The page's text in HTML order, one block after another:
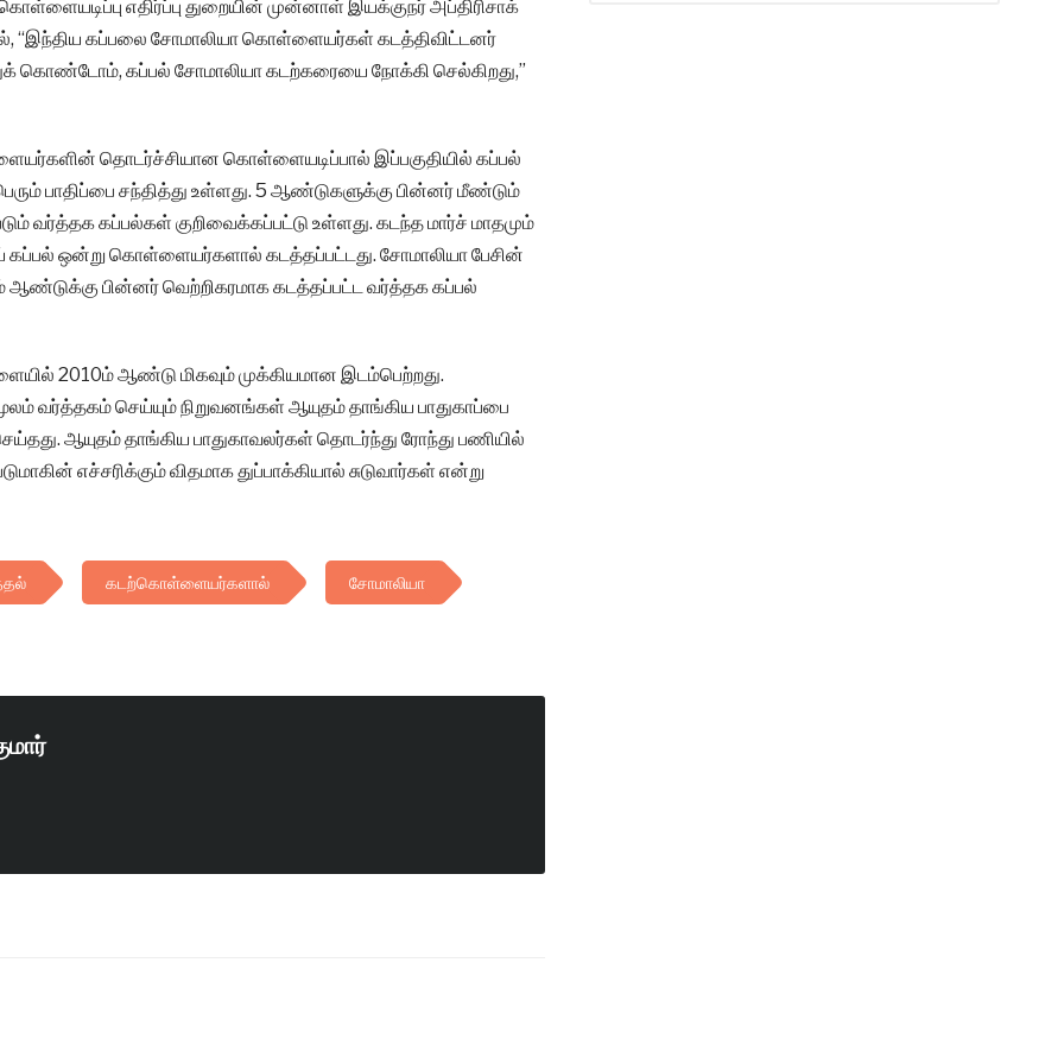
எதிர்ப்பு துறையின் முன்னாள் இயக்குநர் அப்திரிசாக்
“இந்திய கப்பலை சோமாலியா கொள்ளையர்கள் கடத்திவிட்டனர்
கொண்டோம், கப்பல் சோமாலியா கடற்கரையை நோக்கி செல்கிறது,”
தொடர்ச்சியான கொள்ளையடிப்பால் இப்பகுதியில் கப்பல்
பாதிப்பை சந்தித்து உள்ளது. 5 ஆண்டுகளுக்கு பின்னர் மீண்டும்
வர்த்தக கப்பல்கள் குறிவைக்கப்பட்டு உள்ளது. கடந்த மார்ச் மாதமும்
ஒன்று கொள்ளையர்களால் கடத்தப்பட்டது. சோமாலியா பேசின்
ம் ஆண்டுக்கு பின்னர் வெற்றிகரமாக கடத்தப்பட்ட வர்த்தக கப்பல்
2010ம் ஆண்டு மிகவும் முக்கியமான இடம்பெற்றது.
வர்த்தகம் செய்யும் நிறுவனங்கள் ஆயுதம் தாங்கிய பாதுகாப்பை
செய்தது. ஆயுதம் தாங்கிய பாதுகாவலர்கள் தொடர்ந்து ரோந்து பணியில்
எச்சரிக்கும் விதமாக துப்பாக்கியால் சுடுவார்கள் என்று
கடற்கொள்ளையர்களால் சோமாலியா